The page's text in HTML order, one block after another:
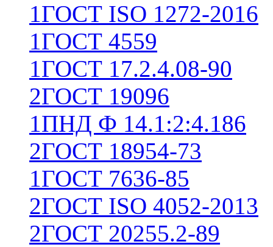
1ГОСТ ISO 1272-2016
1ГОСТ 4559
1ГОСТ 17.2.4.08-90
2ГОСТ 19096
1ПНД Ф 14.1:2:4.186
2ГОСТ 18954-73
1ГОСТ 7636-85
2ГОСТ ISO 4052-2013
2ГОСТ 20255.2-89